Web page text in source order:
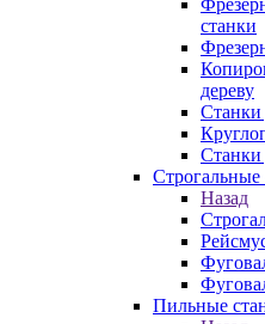
станки
дереву
Станки
Строгальные
Назад
Пильные